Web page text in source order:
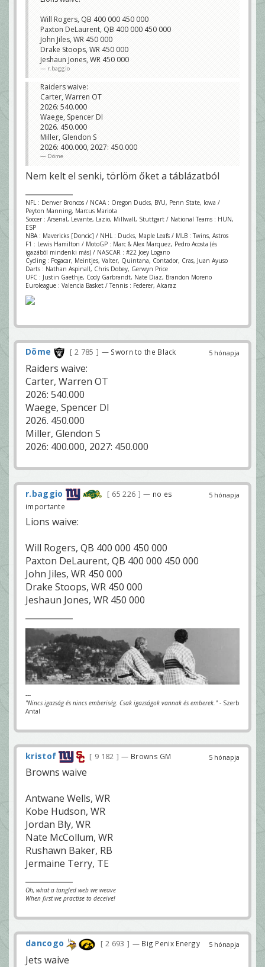
Will Rogers, QB 400 000 450 000
Paxton DeLaurent, QB 400 000 450 000
John Jiles, WR 450 000
Drake Stoops, WR 450 000
Jeshaun Jones, WR 450 000
r.baggio
Raiders waive:
Carter, Warren OT
2026: 540.000
Waege, Spencer DI
2026. 450.000
Miller, Glendon S
2026: 400.000, 2027: 450.000
Döme
Nem kelt el senki, törlöm őket a táblázatból
NFL : Denver Broncos / NCAA : Oregon Ducks, BYU, Penn State, Iowa /
Peyton Manning, Marcus Mariota
Soccer : Arsenal, Levante, Lazio, Millwall, Stuttgart / National Teams : HUN,
ESP
NBA : Mavericks [Doncic] / NHL : Ducks, Maple Leafs / MLB : Twins, Astros
F1 : Lewis Hamilton / MotoGP : Marc & Alex Marquez, Pedro Acosta (és
igazából mindenki más) / NASCAR : #22 Joey Logano
Cycling : Pogacar, Meintjes, Valter, Quintana, Contador, Cras, Juan Ayuso
Darts : Nathan Aspinall, Chris Dobey, Gerwyn Price
UFC : Justin Gaethje, Cody Garbrandt, Nate Diaz, Brandon Moreno
Euroleague : Valencia Basket / Tennis : Federer, Alcaraz
5 hónapja
Döme 2 785 — Sworn to the Black
Raiders waive:
Carter, Warren OT
2026: 540.000
Waege, Spencer DI
2026. 450.000
Miller, Glendon S
2026: 400.000, 2027: 450.000
5 hónapja
r.baggio 65 226
— no es
importante
Lions waive:
Will Rogers, QB 400 000 450 000
Paxton DeLaurent, QB 400 000 450 000
John Jiles, WR 450 000
Drake Stoops, WR 450 000
Jeshaun Jones, WR 450 000
---
"Nincs igazság és nincs emberiség. Csak igazságok vannak és emberek." - Szerb
Antal
5 hónapja
kristof 9 182 — Browns GM
Browns waive
Antwane Wells, WR
Kobe Hudson, WR
Jordan Bly, WR
Nate McCollum, WR
Rushawn Baker, RB
Jermaine Terry, TE
Oh, what a tangled web we weave
When first we practise to deceive!
5 hónapja
dancogo 2 693 — Big Penix Energy
Jets waive